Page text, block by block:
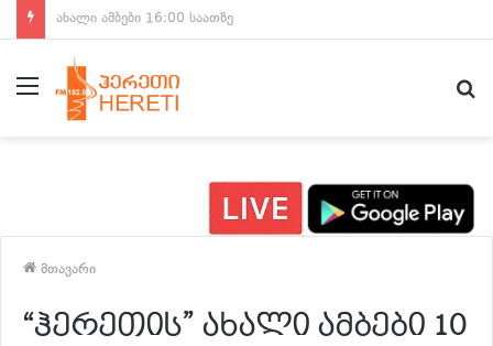
ახალი ამბები 15:00 საათზე
მენიუ
მთავარი
“ჰერეთის” ახალი ამბები 10